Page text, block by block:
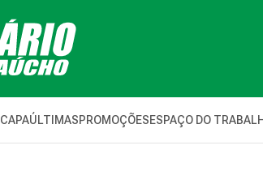
CAPAÚLTIMASPROMOÇÕESESPAÇO DO